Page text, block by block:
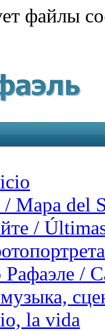
файлы
/ Mapa del
/
/
la vida